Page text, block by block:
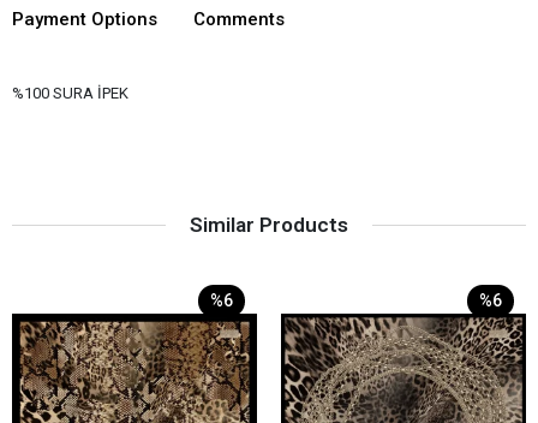
Payment Options Comments
%100 SURA İPEK
Similar Products
%6 %6